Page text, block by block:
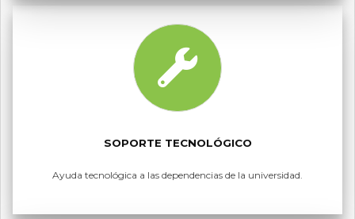
SOPORTE TECNOLÓGICO
Ayuda tecnológica a las dependencias de la universidad.